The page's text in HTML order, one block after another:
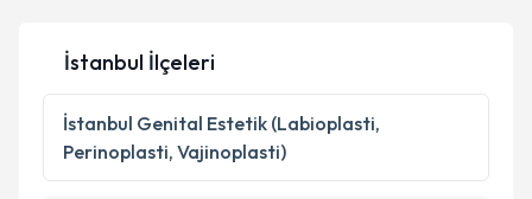
İstanbul İlçeleri
İstanbul Genital Estetik (Labioplasti,
Perinoplasti, Vajinoplasti)